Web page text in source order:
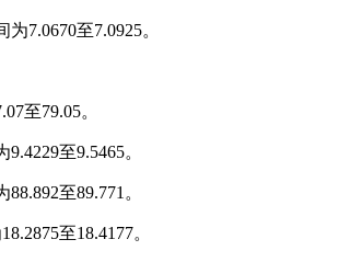
7.0670至7.0925。
至79.05。
至9.5465。
至89.771。
至18.4177。